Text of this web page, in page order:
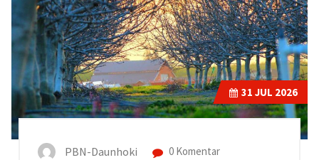
31 JUL 2026
PBN-Daunhoki 0 Komentar